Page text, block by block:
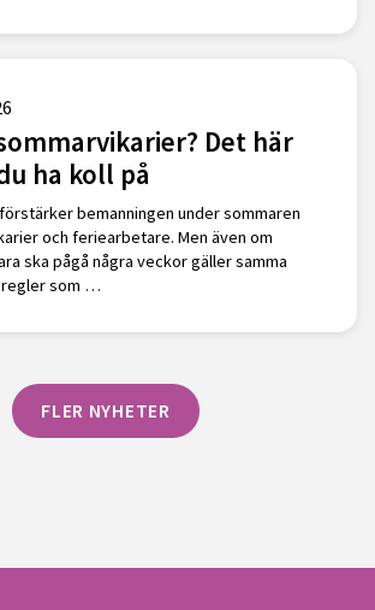
Det här
ha koll på
bemanningen under sommaren
och feriearbetare. Men även om
ska pågå några veckor gäller samma
som …
FLER NYHETER